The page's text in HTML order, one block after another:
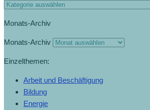
Monats-Archiv
Monats-Archiv
Einzelthemen:
Arbeit und Beschäftigung
Bildung
Energie